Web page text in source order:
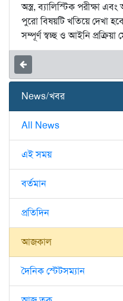
অস্ত্র, ব্যালিস্টিক পরীক্ষা
পুরো বিষয়টি খতিয়ে দেখা
সম্পূর্ণ স্বচ্ছ ও আইনি প্রক্রিয়া
News/খবর
All News
এই সময়
বর্তমান
প্রতিদিন
আজকাল
দৈনিক স্টেটসম্যান